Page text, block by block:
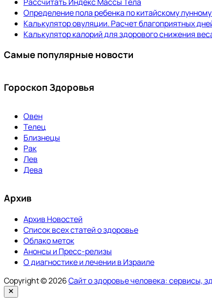
Определение пола ребенка по китайскому
Калькулятор овуляции. Расчет благоприятных
Калькулятор калорий для здорового снижения
Самые популярные новости
Гороскоп Здоровья
Овен
Телец
Близнецы
Рак
Лев
Дева
Архив
Архив Новостей
Список всех статей о здоровье
Облако меток
Анонсы и Пресс-релизы
О диагностике и лечении в Израиле
Copyright © 2026Сайт о здоровье человека: сервисы,
Закрыть